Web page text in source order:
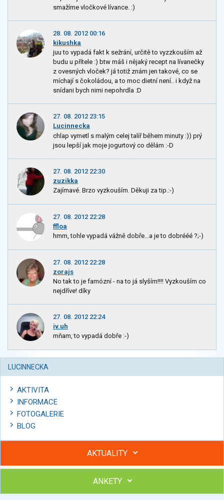
smažíme vločkové lívance. :)
28. 08. 2012 00:16
kikushka
juu to vypadá fakt k sežrání, určitě to vyzzkouším až
budu u přítele :) btw máš i nějaký recept na lívanečky
z ovesných vloček? já totiž znám jen takové, co se
míchají s čokoládou, a to moc dietní není.. i když na
snídani bych nimi nepohrdla :D
27. 08. 2012 23:15
Lucinnecka
chlap vymetl s malým celej talíř během minuty :)) prý
jsou lepší jak moje jogurtový co dělám :-D
27. 08. 2012 22:30
zuzikka
Zajímavé. Brzo vyzkouším. Děkuji za tip.:-)
27. 08. 2012 22:28
ffloa
hmm, tohle vypadá vážně dobře...a je to dobrééé ?;-)
27. 08. 2012 22:28
zorajs
No tak to je famózní - na to já slyším!!!! Vyzkouším co
nejdříve! díky
27. 08. 2012 22:24
iv.uh
mňam, to vypadá dobře :-)
LUCINNECKA
AKTIVITA
INFORMACE
FOTOGALERIE
BLOG
AKTUALITY
Hubněte s podporou lektorky a skupiny v kurzech STOBu
Chcete poradit s hubnutím? Najděte si odborníka STOBu ve
ANKETY